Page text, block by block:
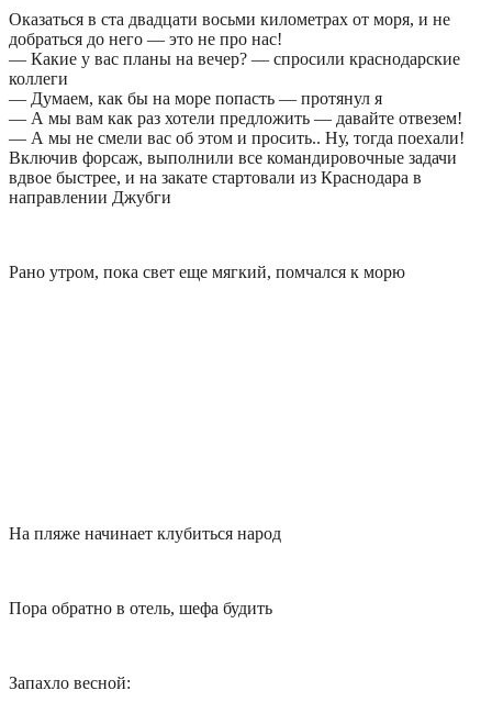
Оказаться в ста двадцати восьми километрах от моря, и не
добраться до него — это не про нас!
— Какие у вас планы на вечер? — спросили краснодарские
коллеги
— Думаем, как бы на море попасть — протянул я
— А мы вам как раз хотели предложить — давайте отвезем!
— А мы не смели вас об этом и просить.. Ну, тогда поехали!
Включив форсаж, выполнили все командировочные задачи
вдвое быстрее, и на закате стартовали из Краснодара в
направлении Джубги
Рано утром, пока свет еще мягкий, помчался к морю
На пляже начинает клубиться народ
Пора обратно в отель, шефа будить
Запахло весной: